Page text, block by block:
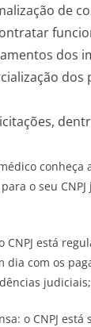
de
dos
dos
conheça
o seu
CNPJ está
dia com os
judiciais;
o CNPJ